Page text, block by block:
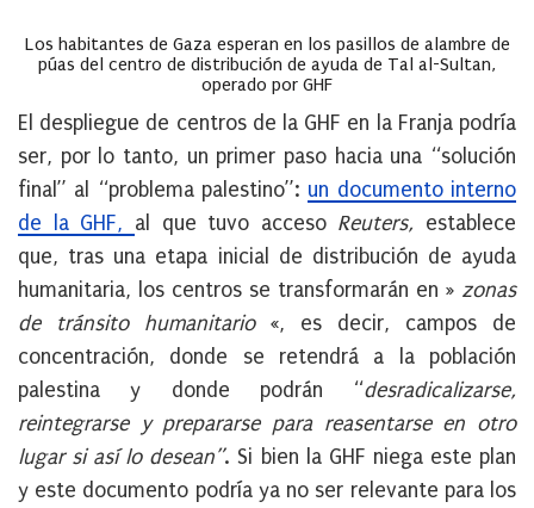
Los habitantes de Gaza esperan en los pasillos de alambre de
púas del centro de distribución de ayuda de Tal al-Sultan,
operado por GHF
El despliegue de centros de la GHF en la Franja podría
ser, por lo tanto, un primer paso hacia una “solución
final” al “problema palestino”: un documento interno
de la GHF, al que tuvo acceso Reuters, establece
que, tras una etapa inicial de distribución de ayuda
humanitaria, los centros se transformarán en » zonas
de tránsito humanitario «, es decir, campos de
concentración, donde se retendrá a la población
palestina y donde podrán “desradicalizarse,
reintegrarse y prepararse para reasentarse en otro
lugar si así lo desean”. Si bien la GHF niega este plan
y este documento podría ya no ser relevante para los